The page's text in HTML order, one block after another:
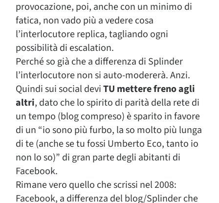
provocazione, poi, anche con un minimo di
fatica, non vado più a vedere cosa
l’interlocutore replica, tagliando ogni
possibilità di escalation.
Perché so già che a differenza di Splinder
l’interlocutore non si auto-modererà. Anzi.
Quindi sui social deviTU mettere freno agli
altri, dato che lo spirito di parità della rete di
un tempo (blog compreso) è sparito in favore
di un “io sono più furbo, la so molto più lunga
di te (anche se tu fossi Umberto Eco, tanto io
non lo so)” di gran parte degli abitanti di
Facebook.
Rimane vero quello che scrissi nel 2008:
Facebook, a differenza del blog/Splinder che